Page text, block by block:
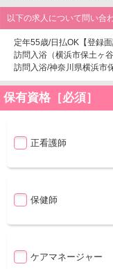
以下の求人について問い合
定年55歳/日払OK【登録
訪問入浴（横浜市保土ヶ谷
訪問入浴/神奈川県横浜市
保有資格［必須］
正看護師
保健師
ケアマネージャー